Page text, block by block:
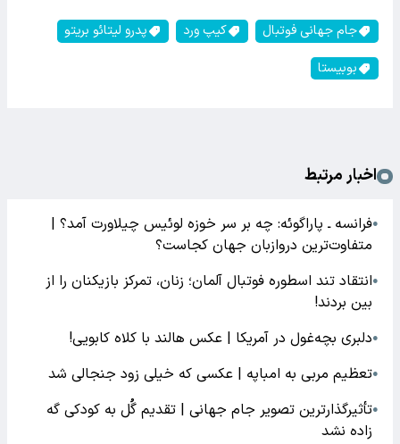
جام جهانی فوتبال کیپ ورد
پدرو لیتائو بریتو
بوبیستا
اخبار مرتبط
●فرانسه ـ پاراگوئه: چه بر سر خوزه لوئیس چیلاورت آمد؟ |
متفاوت‌ترین دروازبان جهان کجاست؟
●انتقاد تند اسطوره فوتبال آلمان؛ زنان، تمرکز بازیکنان را از
بین بردند!
●دلبری بچه‌غول در آمریکا | عکس هالند با کلاه کابویی!
●تعظیم مربی به امباپه | عکسی که خیلی زود جنجالی شد
●تأثیرگذارترین تصویر جام جهانی | تقدیم گُل به کودکی گه
زاده نشد